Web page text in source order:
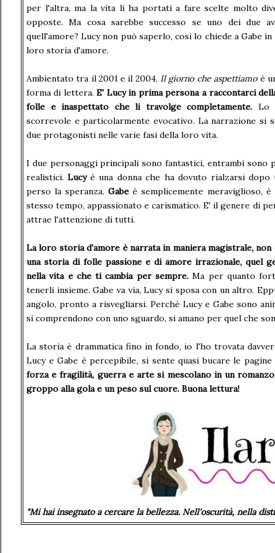
per l'altra, ma la vita li ha portati a fare scelte molto
opposte. Ma cosa sarebbe successo se uno dei due
quell'amore? Lucy non può saperlo, così lo chiede a Gabe
loro storia d'amore.
Ambientato tra il 2001 e il 2004, Il giorno che aspettiamoè
forma di lettera. E' Lucy in prima persona a raccontarci
folle e inaspettato che li travolge completamente. Lo
scorrevole e particolarmente evocativo. La narrazione si
due protagonisti nelle varie fasi della loro vita.
I due personaggi principali sono fantastici, entrambi
realistici. Lucy è una donna che ha dovuto rialzarsi
perso la speranza. Gabe è semplicemente meraviglioso,
stesso tempo, appassionato e carismatico. E' il genere di
attrae l'attenzione di tutti.
La loro storia d'amore è narrata in maniera magistrale, non
una storia di folle passione e di amore irrazionale, quel
nella vita e che ti cambia per sempre. Ma per quanto
tenerli insieme. Gabe va via, Lucy si sposa con un altro.
angolo, pronto a risvegliarsi. Perchè Lucy e Gabe sono
si comprendono con uno sguardo, si amano per quel che
La storia è drammatica fino in fondo, io l'ho trovata
Lucy e Gabe è percepibile, si sente quasi bucare le
forza e fragilità, guerra e arte si mescolano in un
groppo alla gola e un peso sul cuore. Buona lettura!
"Mi hai insegnato a cercare la bellezza. Nell'oscurità, nella